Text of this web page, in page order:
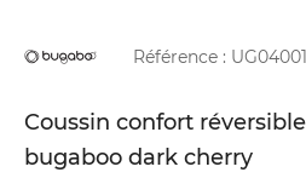
Référence :
Coussin confort
bugaboo dark cherry